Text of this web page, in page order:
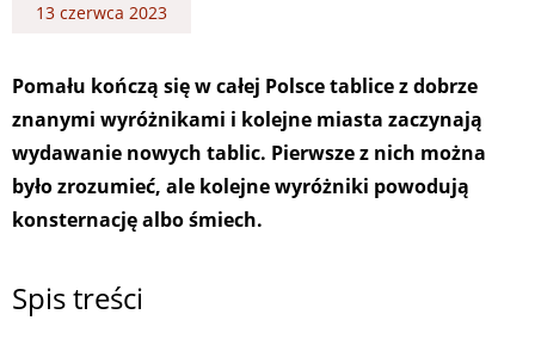
13 czerwca 2023
Pomału kończą się w całej Polsce tablice z dobrze
znanymi wyróżnikami i kolejne miasta zaczynają
wydawanie nowych tablic. Pierwsze z nich można
było zrozumieć, ale kolejne wyróżniki powodują
konsternację albo śmiech.
Spis treści